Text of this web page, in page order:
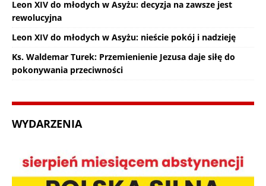
Leon XIV do młodych w Asyżu: decyzja na zawsze jest
rewolucyjna
Leon XIV do młodych w Asyżu: nieście pokój i nadzieję
Ks. Waldemar Turek: Przemienienie Jezusa daje siłę do
pokonywania przeciwności
WYDARZENIA